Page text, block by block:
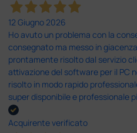
12 Giugno 2026
Ho avuto un problema con la
consegnato ma messo in
prontamente risolto dal servizio
attivazione del software per il PC
risolto in modo rapido
super disponibile e professionale
Acquirente verificato